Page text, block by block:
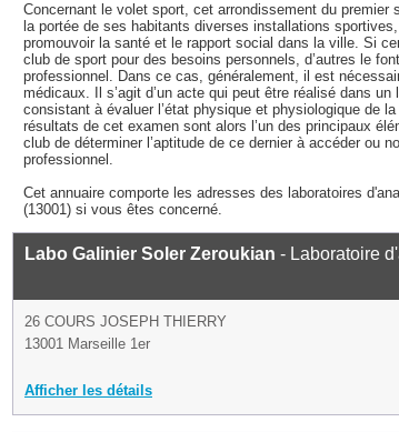
Concernant le volet sport, cet arrondissement du premier
la portée de ses habitants diverses installations
promouvoir la santé et le rapport social dans la ville. Si
club de sport pour des besoins personnels, d’autres le
professionnel. Dans ce cas, généralement, il est
médicaux. Il s’agit d’un acte qui peut être réalisé dans un
consistant à évaluer l’état physique et physiologique de
résultats de cet examen sont alors l’un des principaux
club de déterminer l’aptitude de ce dernier à accéder ou
professionnel.
Cet annuaire comporte les adresses des laboratoires
(13001) si vous êtes concerné.
Labo Galinier Soler Zeroukian - Laboratoire
26 COURS JOSEPH THIERRY
13001 Marseille 1er
Afficher les détails